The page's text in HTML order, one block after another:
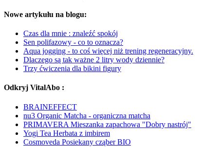
Nowe artykułu na blogu:
Czas dla mnie : znaleźć spokój
Sen polifazowy - co to oznacza?
Aqua jogging - to coś więcej niż trening regeneracyjny.
Dlaczego są tak ważne 2 litry wody dziennie?
Trzy ćwiczenia dla bikini figury
Odkryj VitalAbo :
BRAINEFFECT
nu3 Organic Matcha - organiczna matcha
PRIMAVERA Mieszanka zapachowa "Dobry nastrój"
Yogi Tea Herbata z imbirem
Cosmoveda Posiekany cząber BIO